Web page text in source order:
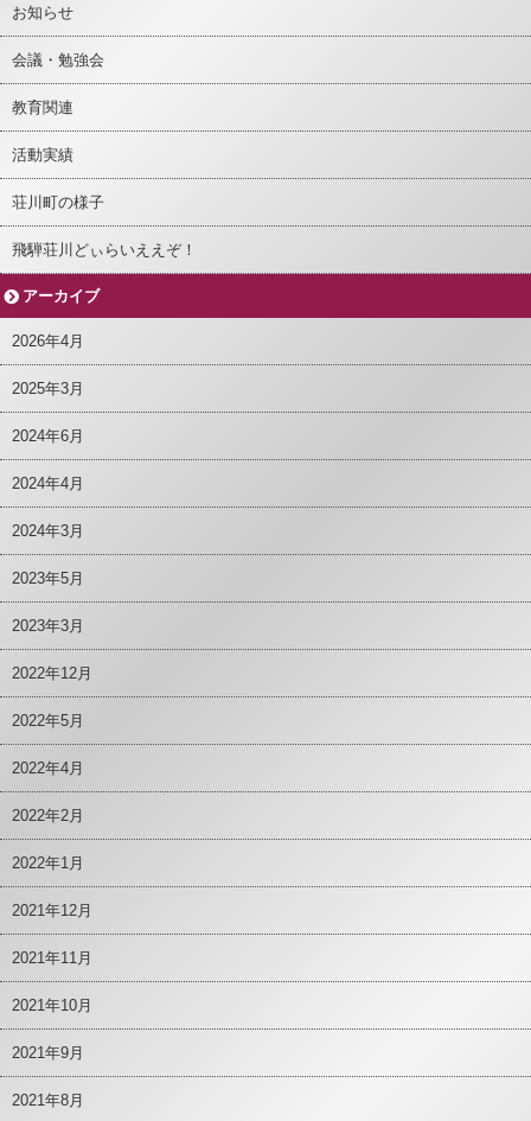
お知らせ
会議・勉強会
教育関連
活動実績
荘川町の様子
飛騨荘川どぃらいええぞ！
アーカイブ
2026年4月
2025年3月
2024年6月
2024年4月
2024年3月
2023年5月
2023年3月
2022年12月
2022年5月
2022年4月
2022年2月
2022年1月
2021年12月
2021年11月
2021年10月
2021年9月
2021年8月